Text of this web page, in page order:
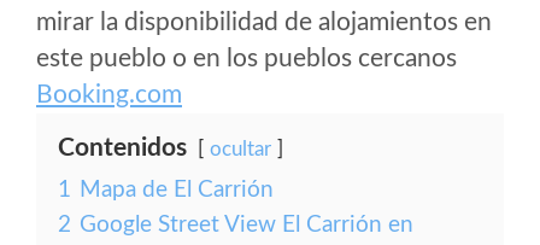
mirar la disponibilidad de alojamientos en
este pueblo o en los pueblos cercanos
Booking.com
Contenidos ocultar
1 Mapa de El Carrión
2 Google Street View El Carrión en